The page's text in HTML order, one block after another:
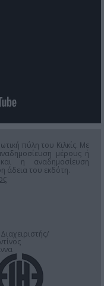
πύλη του Κιλκίς. Με
μέρους ή
η αναδημοσίευση
άδεια του εκδότη.